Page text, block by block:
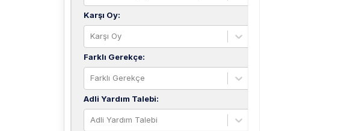
Karşı Oy:
Karşı Oy
Farklı Gerekçe:
Farklı Gerekçe
Adli Yardım Talebi:
Adli Yardım Talebi